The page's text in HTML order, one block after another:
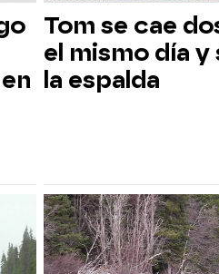
Tom se cae
el mismo día
la espalda